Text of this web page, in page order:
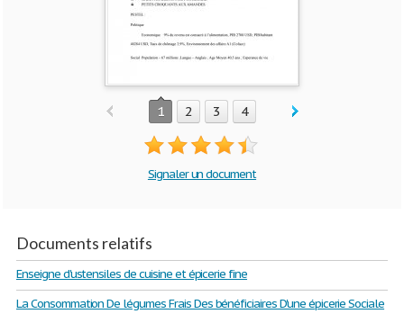
1 2 3 4
Signaler un document
Documents relatifs
Enseigne d'ustensiles de cuisine et épicerie fine
La Consommation De légumes Frais Des bénéficiaires D'une épicerie Sociale